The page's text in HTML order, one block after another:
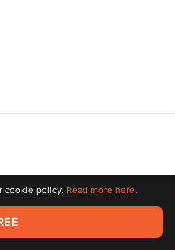
reserved. All trademarks
owners.
cookie policy. Read more here.